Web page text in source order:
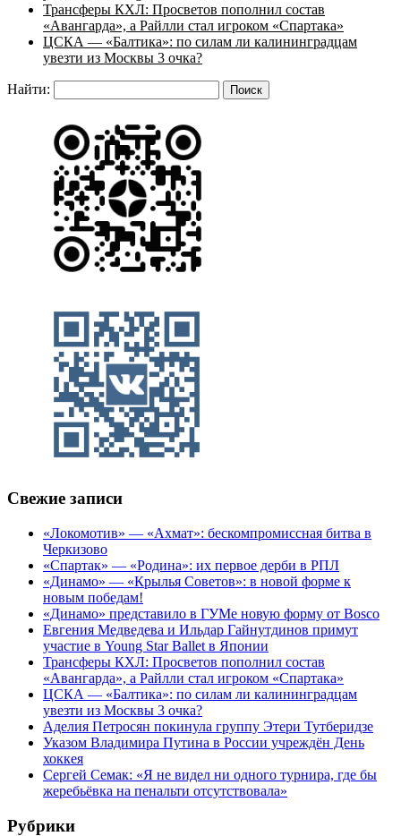
Трансферы КХЛ: Просветов пополнил состав
«Авангарда», а Райлли стал игроком «Спартака»
ЦСКА — «Балтика»: по силам ли калининградцам
увезти из Москвы 3 очка?
Найти:
Свежие записи
«Локомотив» — «Ахмат»: бескомпромиссная битва в
Черкизово
«Спартак» — «Родина»: их первое дерби в РПЛ
«Динамо» — «Крылья Советов»: в новой форме к
новым победам!
«Динамо» представило в ГУМе новую форму от Bosco
Евгения Медведева и Ильдар Гайнутдинов примут
участие в Young Star Ballet в Японии
Трансферы КХЛ: Просветов пополнил состав
«Авангарда», а Райлли стал игроком «Спартака»
ЦСКА — «Балтика»: по силам ли калининградцам
увезти из Москвы 3 очка?
Аделия Петросян покинула группу Этери Тутберидзе
Указом Владимира Путина в России учреждён День
хоккея
Сергей Семак: «Я не видел ни одного турнира, где бы
жеребьёвка на пенальти отсутствовала»
Рубрики